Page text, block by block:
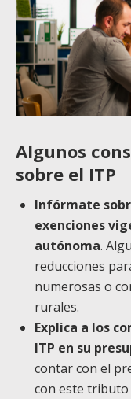
Algunos
sobre el ITP
Infórmate
exenciones
autónoma.
reducciones
numerosas o
rurales.
Explica a los
ITP en su
contar con el
con este